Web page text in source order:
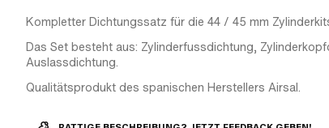
Kompletter Dichtungssatz für die 44 / 45 mm
Das Set besteht aus: Zylinderfussdichtung,
Auslassdichtung.
Qualitätsprodukt des spanischen Herstellers Airsal.